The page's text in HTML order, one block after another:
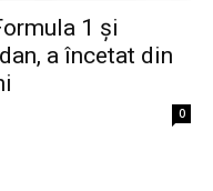
1 și
a încetat din
0